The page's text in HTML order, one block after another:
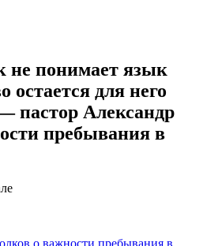
не понимает язык
остается для него
пастор Александр
пребывания в